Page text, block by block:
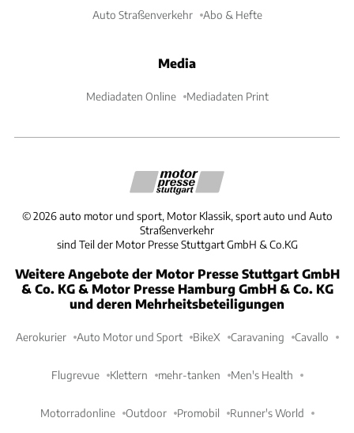
Auto Straßenverkehr Abo & Hefte
Media
Mediadaten Online Mediadaten Print
©2026 auto motor und sport, Motor Klassik, sport auto und Auto
Straßenverkehr
sind Teil der Motor Presse Stuttgart GmbH & Co.KG
Weitere Angebote der Motor Presse Stuttgart GmbH
& Co. KG & Motor Presse Hamburg GmbH & Co. KG
und deren Mehrheitsbeteiligungen
Aerokurier Auto Motor und Sport BikeX Caravaning Cavallo
Flugrevue Klettern mehr-tanken Men's Health
Motorradonline Outdoor Promobil Runner's World